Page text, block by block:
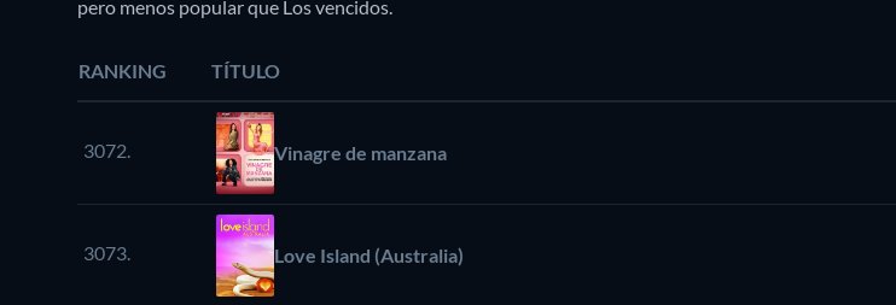
pero menos popular que Los vencidos.
RANKING TÍTULO
3072. Vinagre de manzana
3073. Love Island (Australia)